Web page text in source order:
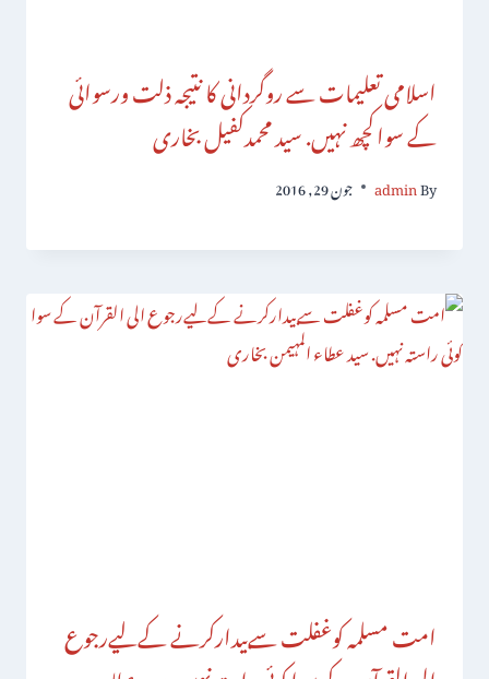
اسلامی تعلیمات سے روگردانی کا نتیجہ ذلت ورسوائی
کے سواکچھ نہیں. سید محمدکفیل بخاری
By
admin جون 29, 2016
امت مسلمہ کوغفلت سےبیدارکرنے کےلیےرجوع